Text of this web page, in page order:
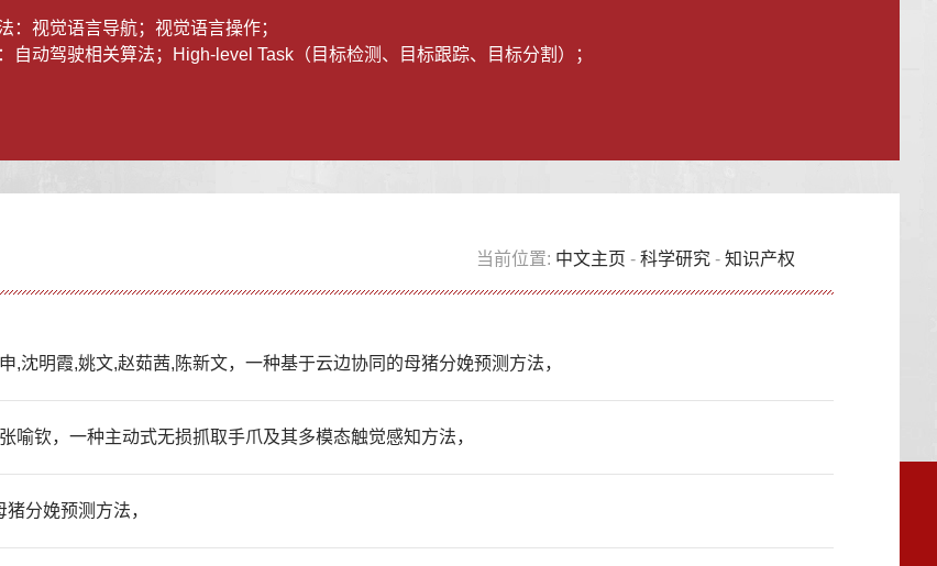
：视觉语言导航；视觉语言操作；
自动驾驶相关算法；High-level Task（目标检测、目标跟踪、目标分割）；
当前位置: 中文主页 -科学研究 -知识产权
,沈明霞,姚文,赵茹茜,陈新文，一种基于云边协同的母猪分娩预测方法，
喻钦，一种主动式无损抓取手爪及其多模态触觉感知方法，
分娩预测方法，